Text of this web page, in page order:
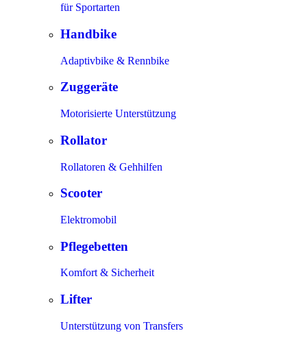
für Sportarten
Handbike
Adaptivbike & Rennbike
Zuggeräte
Motorisierte Unterstützung
Rollator
Rollatoren & Gehhilfen
Scooter
Elektromobil
Pflegebetten
Komfort & Sicherheit
Lifter
Unterstützung von Transfers